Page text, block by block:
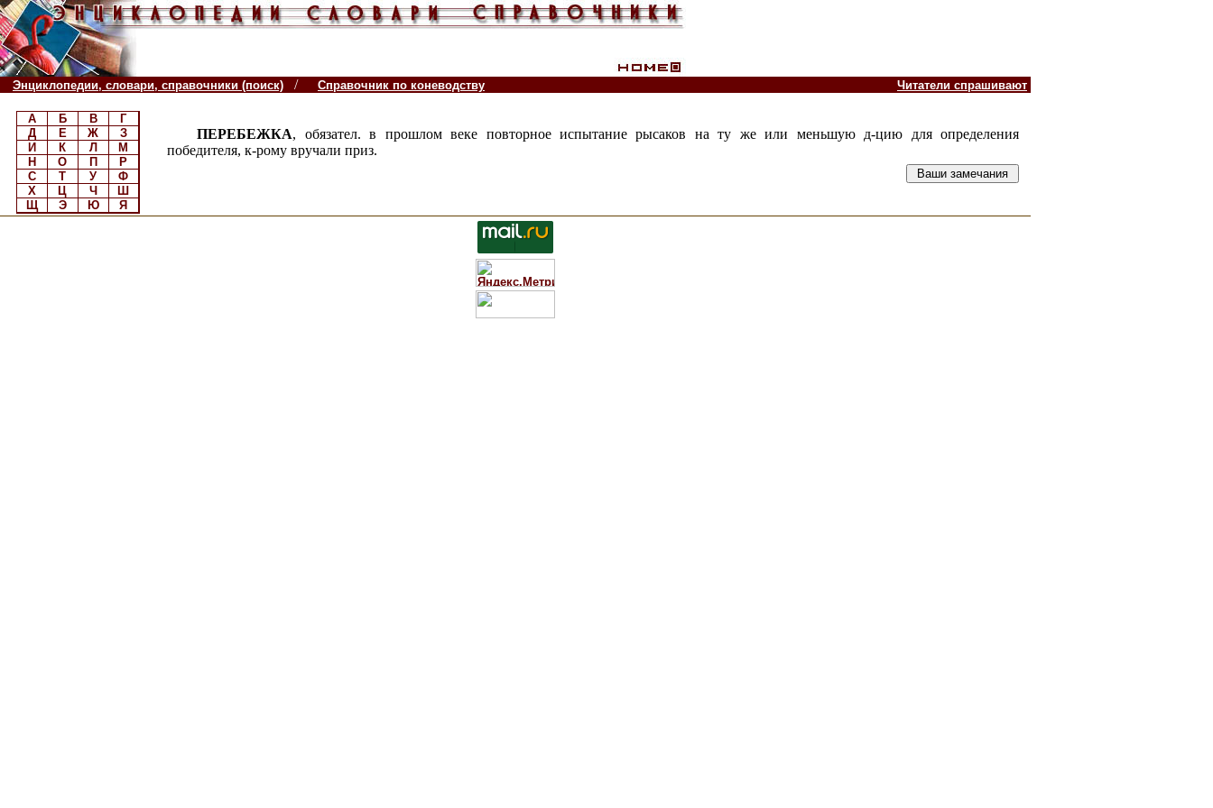
Энциклопедии, словари, справочники (поиск) / Справочник по коневодству Читатели спрашивают
А Б В
Г
Д
Е Ж
З
И
К Л
М
Н
О П
Р
С
Т У
Ф
Х
Ц Ч
Ш
Щ
Э Ю Я
ПЕРЕБЕЖКА, обязател. в прошлом веке повторное испытание рысаков на ту же или меньшую д-цию для определения
победителя, к-рому вручали приз.